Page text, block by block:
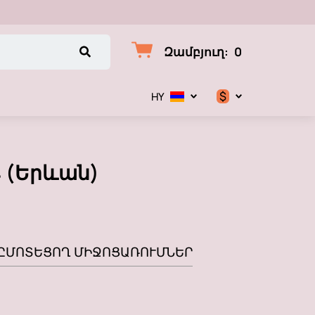
Զամբյուղ: 0
HY $
(Երևան)
ՄՈՏԵՑՈՂ ՄԻՋՈՑԱՌՈՒՄՆԵՐ